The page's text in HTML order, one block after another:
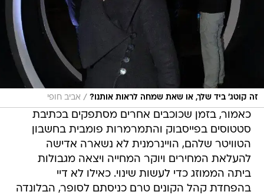
זה קוטג' ביד שלך, או שאת שמחה לראות אותנו? / אביב חופי
כאמור, בזמן שכוכבים אחרים מסתפקים בכתיבת
סטטוסים בפייסבוק והתמרמרות פומבית בחשבון
הטוויטר שלהם, הויינרמנית לא נשארה אדישה
להעלאת המחירים ויוקר המחייה ויצאה מגבולות
ביתה הממוזג כדי לעשות שינוי. כאילו לא דיי
בהפחדת קהל הקונים טרם כניסתם לסופר, הבלונדה